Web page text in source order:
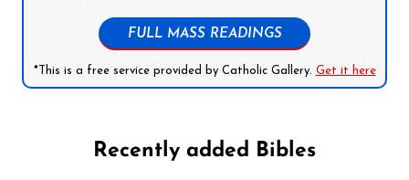
FULL MASS READINGS
*This is a free service provided by Catholic Gallery. Get it here
Recently added Bibles